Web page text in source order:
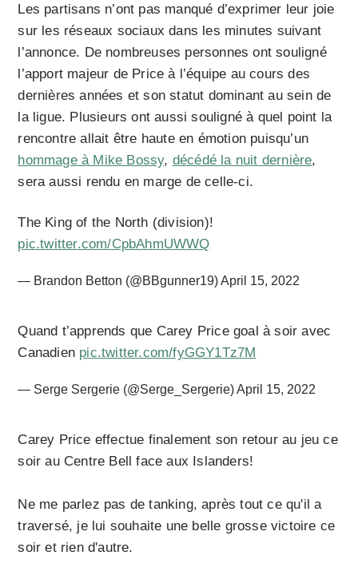
Les partisans n’ont pas manqué d’exprimer leur joie
sur les réseaux sociaux dans les minutes suivant
l’annonce. De nombreuses personnes ont souligné
l’apport majeur de Price à l’équipe au cours des
dernières années et son statut dominant au sein de
la ligue. Plusieurs ont aussi souligné à quel point la
rencontre allait être haute en émotion puisqu’un
hommage à Mike Bossy, décédé la nuit dernière,
sera aussi rendu en marge de celle-ci.
The King of the North (division)!
pic.twitter.com/CpbAhmUWWQ
— Brandon Betton (@BBgunner19)April 15, 2022
Quand t’apprends que Carey Price goal à soir avec
Canadien pic.twitter.com/fyGGY1Tz7M
— Serge Sergerie (@Serge_Sergerie)April 15, 2022
Carey Price effectue finalement son retour au jeu ce
soir au Centre Bell face aux Islanders!
Ne me parlez pas de tanking, après tout ce qu'il a
traversé, je lui souhaite une belle grosse victoire ce
soir et rien d'autre.